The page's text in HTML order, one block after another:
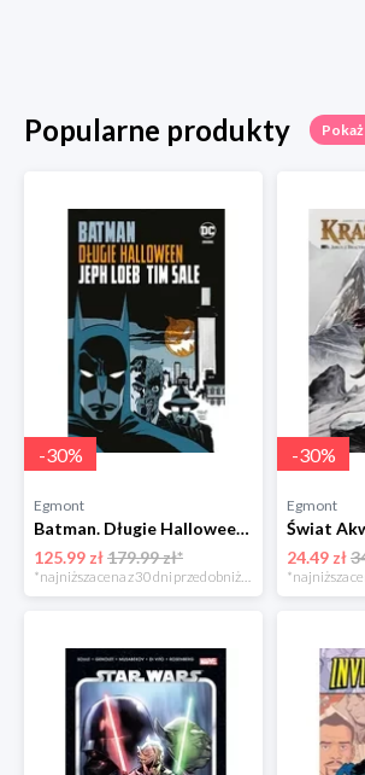
Popularne produkty
-30%
Egmont
Batman. Długie Halloween Egmont
125.99 zł179.99 zł*
*najniższa cena z 30 dni przed obniżką
-30%
Egmont
24.49 zł